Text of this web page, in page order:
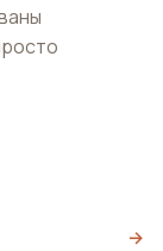
→